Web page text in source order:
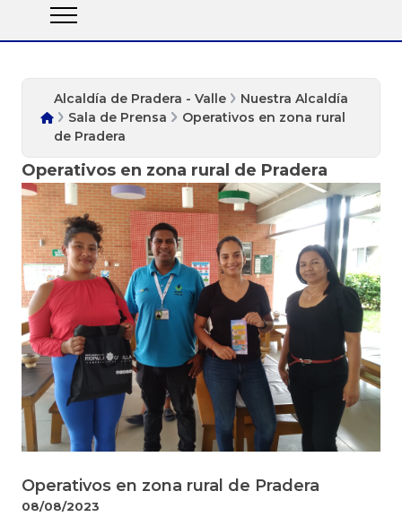
Alcaldía de Pradera - Valle
Nuestra Alcaldía
Sala de Prensa
Operativos en zona rural
de Pradera
Operativos en zona rural de Pradera
Operativos en zona rural de Pradera
08/08/2023